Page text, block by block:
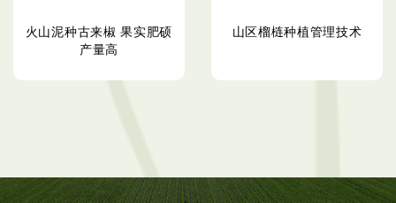
火山泥种古来椒 果实肥硕
产量高
山区榴梿种植管理技术